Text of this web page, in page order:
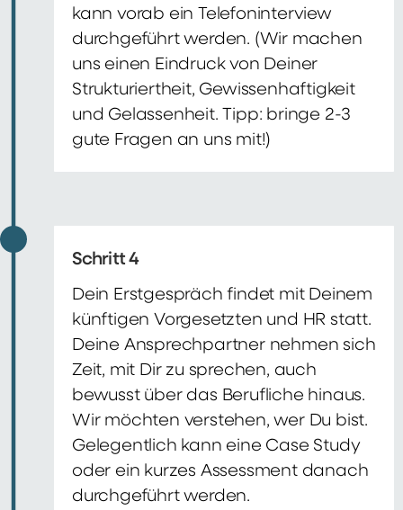
kann vorab ein Telefoninterview
durchgeführt werden. (Wir machen
uns einen Eindruck von Deiner
Strukturiertheit, Gewissenhaftigkeit
und Gelassenheit. Tipp: bringe 2-3
gute Fragen an uns mit!)
Schritt 4
Dein Erstgespräch findet mit Deinem
künftigen Vorgesetzten und HR statt.
Deine Ansprechpartner nehmen sich
Zeit, mit Dir zu sprechen, auch
bewusst über das Berufliche hinaus.
Wir möchten verstehen, wer Du bist.
Gelegentlich kann eine Case Study
oder ein kurzes Assessment danach
durchgeführt werden.